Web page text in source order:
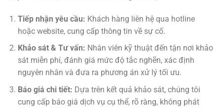
Tiếp nhận yêu cầu: Khách hàng liên hệ qua hotline
hoặc website, cung cấp thông tin về sự cố.
Khảo sát & Tư vấn: Nhân viên kỹ thuật đến tận nơi khảo
sát miễn phí, đánh giá mức độ tắc nghẽn, xác định
nguyên nhân và đưa ra phương án xử lý tối ưu.
Báo giá chi tiết: Dựa trên kết quả khảo sát, chúng tôi
cung cấp báo giá dịch vụ cụ thể, rõ ràng, không phát